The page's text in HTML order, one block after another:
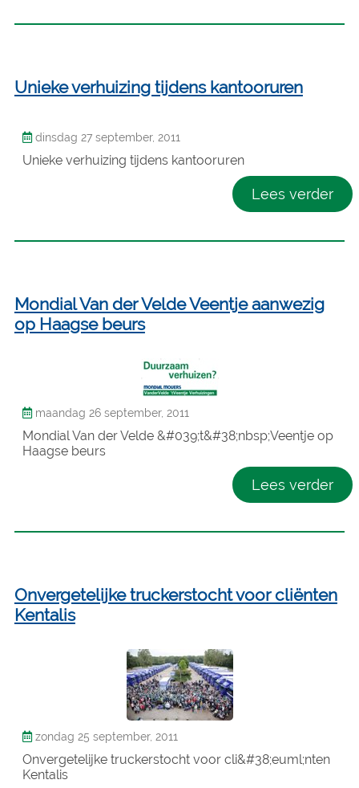
Unieke verhuizing tijdens kantooruren
dinsdag 27 september, 2011
Unieke verhuizing tijdens kantooruren
Lees verder
Mondial Van der Velde Veentje aanwezig
op Haagse beurs
maandag 26 september, 2011
Mondial Van der Velde &#039;t&#38;nbsp;Veentje op
Haagse beurs
Lees verder
Onvergetelijke truckerstocht voor cliënten
Kentalis
zondag 25 september, 2011
Onvergetelijke truckerstocht voor cli&#38;euml;nten
Kentalis